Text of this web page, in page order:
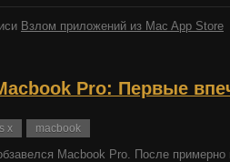
Взлом приложений из Mac App Store
Pro: Первые
x macbook
Macbook Pro. После